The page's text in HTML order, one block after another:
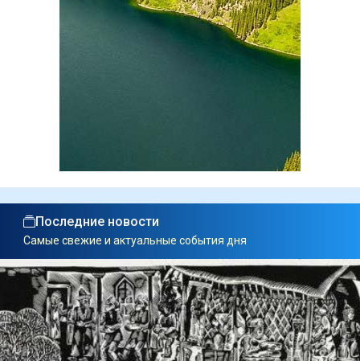
Последние новости
Самые свежие и актуальные события дня